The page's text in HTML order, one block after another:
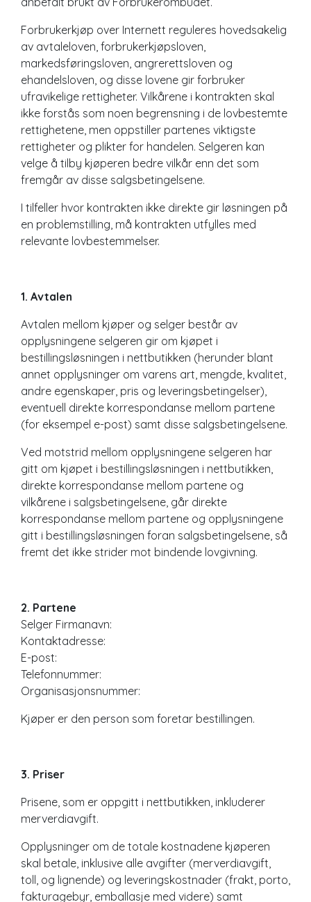
Forbrukerkjøp over Internett reguleres hovedsakelig
av avtaleloven, forbrukerkjøpsloven,
markedsføringsloven, angrerettsloven og
ehandelsloven, og disse lovene gir forbruker
ufravikelige rettigheter. Vilkårene i kontrakten skal
ikke forstås som noen begrensning i de lovbestemte
rettighetene, men oppstiller partenes viktigste
rettigheter og plikter for handelen. Selgeren kan
velge å tilby kjøperen bedre vilkår enn det som
fremgår av disse salgsbetingelsene.
I tilfeller hvor kontrakten ikke direkte gir løsningen på
en problemstilling, må kontrakten utfylles med
relevante lovbestemmelser.
1. Avtalen
Avtalen mellom kjøper og selger består av
opplysningene selgeren gir om kjøpet i
bestillingsløsningen i nettbutikken (herunder blant
annet opplysninger om varens art, mengde, kvalitet,
andre egenskaper, pris og leveringsbetingelser),
eventuell direkte korrespondanse mellom partene
(for eksempel e-post) samt disse salgsbetingelsene.
Ved motstrid mellom opplysningene selgeren har
gitt om kjøpet i bestillingsløsningen i nettbutikken,
direkte korrespondanse mellom partene og
vilkårene i salgsbetingelsene, går direkte
korrespondanse mellom partene og opplysningene
gitt i bestillingsløsningen foran salgsbetingelsene, så
fremt det ikke strider mot bindende lovgivning.
2. Partene
Selger Firmanavn:
Kontaktadresse:
E-post:
Telefonnummer:
Organisasjonsnummer:
Kjøper er den person som foretar bestillingen.
3. Priser
Prisene, som er oppgitt i nettbutikken, inkluderer
merverdiavgift.
Opplysninger om de totale kostnadene kjøperen
skal betale, inklusive alle avgifter (merverdiavgift,
toll, og lignende) og leveringskostnader (frakt, porto,
fakturagebyr, emballasje med videre) samt